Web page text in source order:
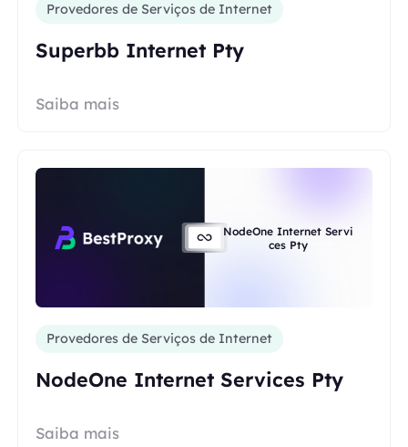
Provedores de Serviços de Internet
Superbb Internet Pty
Saiba mais
NodeOne Internet Servi
ces Pty
Provedores de Serviços de Internet
NodeOne Internet Services Pty
Saiba mais